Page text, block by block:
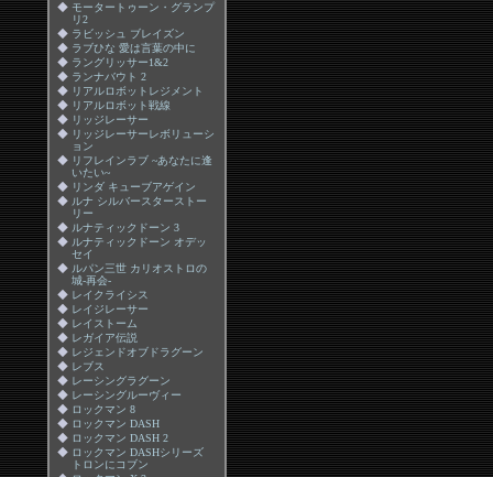
◆ モータートゥーン・グランプ
リ2
◆ ラビッシュ ブレイズン
◆ ラブひな 愛は言葉の中に
◆ ラングリッサー1&2
◆ ランナバウト 2
◆ リアルロボットレジメント
◆ リアルロボット戦線
◆ リッジレーサー
◆ リッジレーサーレボリューシ
ョン
◆ リフレインラブ ~あなたに逢
いたい~
◆ リンダ キューブアゲイン
◆ ルナ シルバースターストー
リー
◆ ルナティックドーン 3
◆ ルナティックドーン オデッ
セイ
◆ ルパン三世 カリオストロの
城-再会-
◆ レイクライシス
◆ レイジレーサー
◆ レイストーム
◆ レガイア伝説
◆ レジェンドオブドラグーン
◆ レブス
◆ レーシングラグーン
◆ レーシングルーヴィー
◆ ロックマン 8
◆ ロックマン DASH
◆ ロックマン DASH 2
◆ ロックマン DASHシリーズ
トロンにコブン